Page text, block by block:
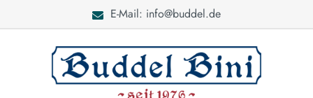
E-Mail: info@buddel.de